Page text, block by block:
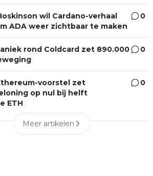
wil Cardano-verhaal
ADA weer zichtbaar te maken
0
rond Coldcard zet 890.000
0
voorstel zet
op nul bij helft
ETH
0
Meer artikelen